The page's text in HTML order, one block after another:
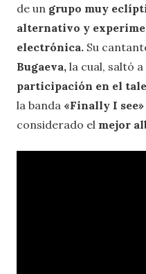
de un grupo muy
alternativo y
electrónica. Su
Bugaeva, la cual, saltó
participación en el
la banda «Finally I see»
considerado el mejor